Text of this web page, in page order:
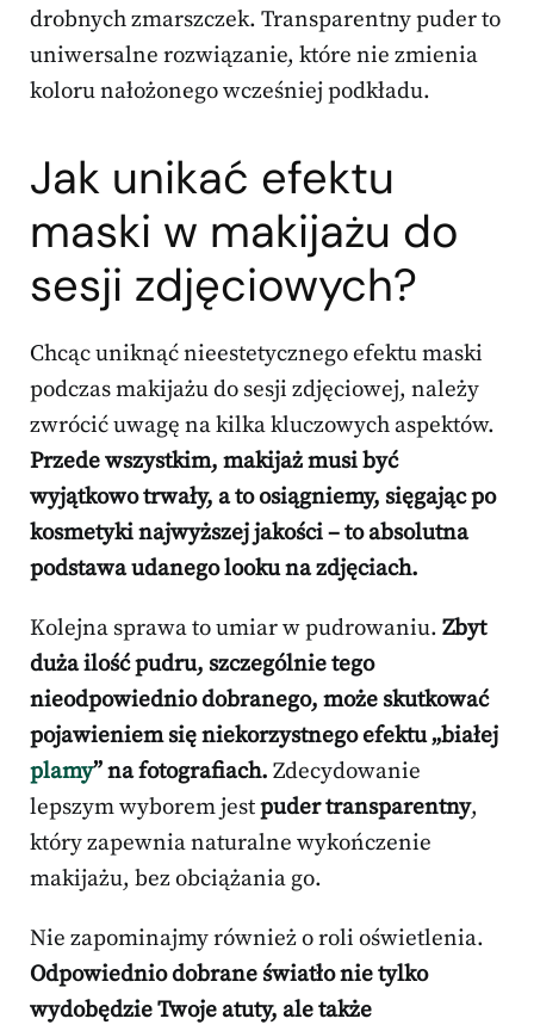
drobnych zmarszczek. Transparentny puder to
uniwersalne rozwiązanie, które nie zmienia
koloru nałożonego wcześniej podkładu.
Jak unikać efektu
maski w makijażu do
sesji zdjęciowych?
Chcąc uniknąć nieestetycznego efektu maski
podczas makijażu do sesji zdjęciowej, należy
zwrócić uwagę na kilka kluczowych aspektów.
Przede wszystkim, makijaż musi być
wyjątkowo trwały, a to osiągniemy, sięgając po
kosmetyki najwyższej jakości – to absolutna
podstawa udanego looku na zdjęciach.
Kolejna sprawa to umiar w pudrowaniu. Zbyt
duża ilość pudru, szczególnie tego
nieodpowiednio dobranego, może skutkować
pojawieniem się niekorzystnego efektu „białej
plamy” na fotografiach. Zdecydowanie
lepszym wyborem jestpuder transparentny,
który zapewnia naturalne wykończenie
makijażu, bez obciążania go.
Nie zapominajmy również o roli oświetlenia.
Odpowiednio dobrane światło nie tylko
wydobędzie Twoje atuty, ale także